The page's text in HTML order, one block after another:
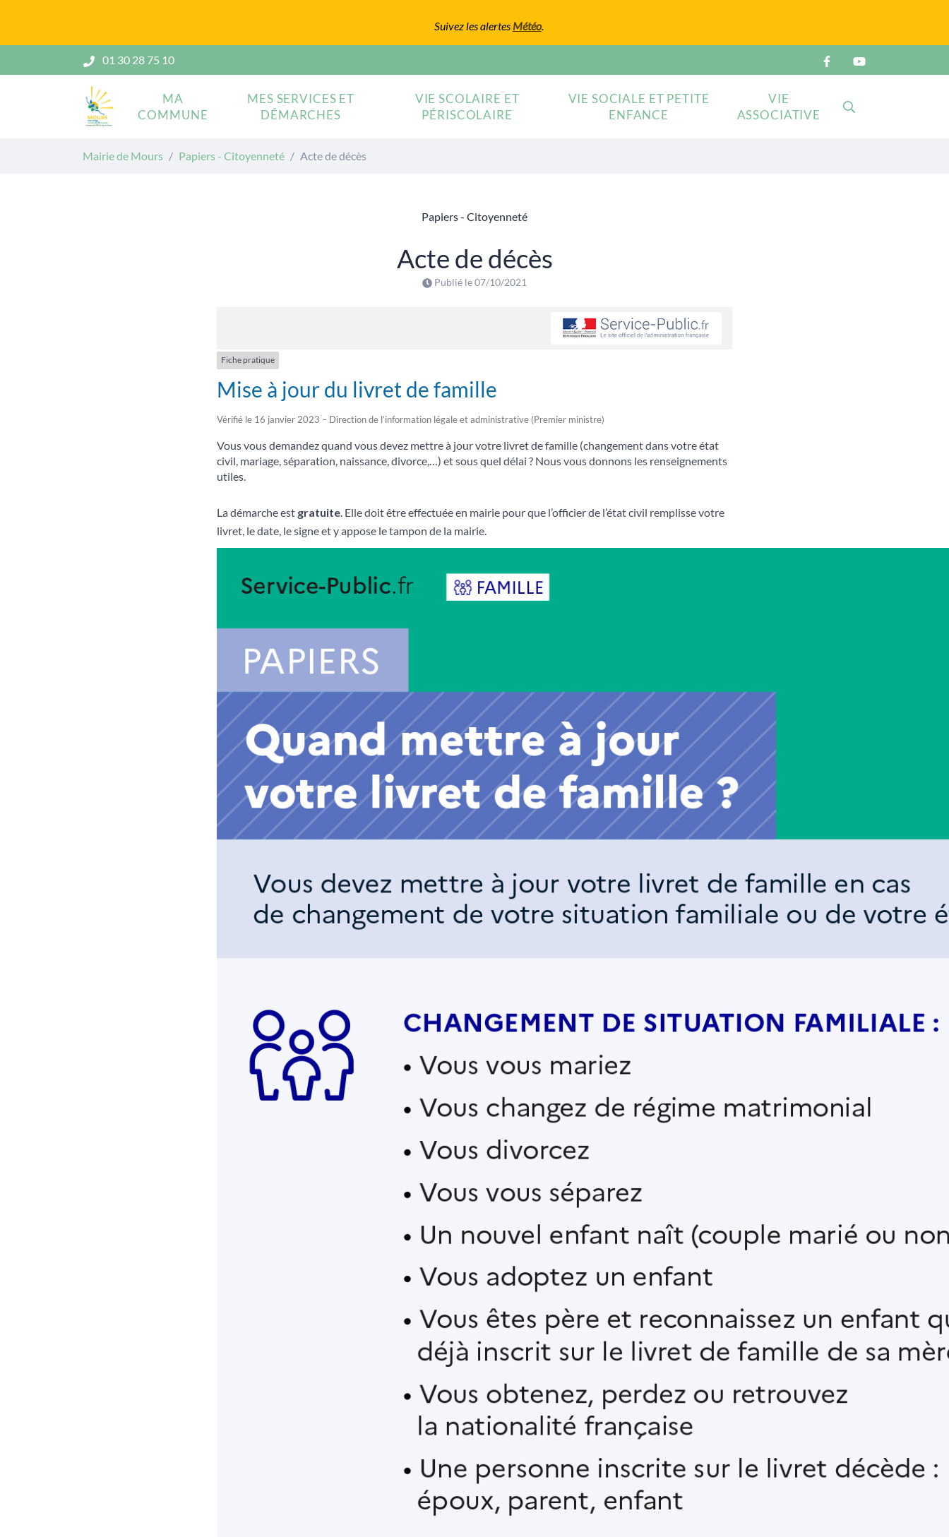
Suivez les alertes Météo.
au
01 30 28 75 10
Mairie de Mours
MA
COMMUNE
MES SERVICES ET
DÉMARCHES
VIE SCOLAIRE ET
PÉRISCOLAIRE
VIE SOCIALE ET PETITE
ENFANCE
VIE
ASSOCIATIVE
RECHERCHE
Mairie de Mours Papiers - Citoyenneté Acte de décès
Papiers - Citoyenneté
Acte de décès
Publié le07/10/2021
Fiche pratique
Mise à jour du livret de famille
Vérifié le 16 janvier 2023 – Direction de l’information légale et administrative (Premier ministre)
Vous vous demandez quand vous devez mettre à jour votre livret de famille (changement dans votre état
civil, mariage, séparation, naissance, divorce,…) et sous quel délai ? Nous vous donnons les renseignements
utiles.
La démarche est gratuite. Elle doit être effectuée en mairie pour que l’officier de l’état civil remplisse votre
livret, le date, le signe et y appose le tampon de la mairie.